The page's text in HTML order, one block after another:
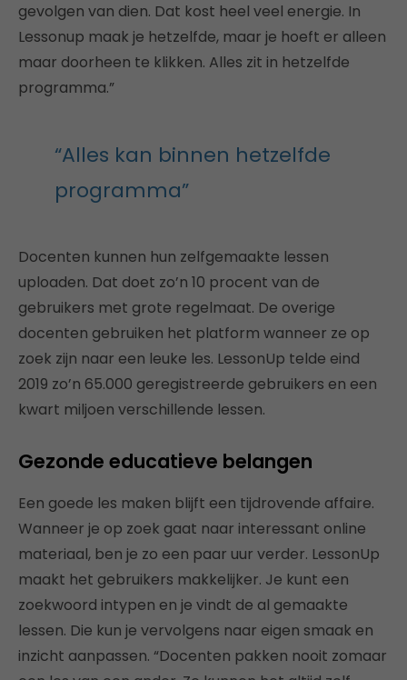
gevolgen van dien. Dat kost heel veel energie. In
Lessonup maak je hetzelfde, maar je hoeft er alleen
maar doorheen te klikken. Alles zit in hetzelfde
programma.”
“Alles kan binnen hetzelfde
programma”
Docenten kunnen hun zelfgemaakte lessen
uploaden. Dat doet zo’n 10 procent van de
gebruikers met grote regelmaat. De overige
docenten gebruiken het platform wanneer ze op
zoek zijn naar een leuke les. LessonUp telde eind
2019 zo’n 65.000 geregistreerde gebruikers en een
kwart miljoen verschillende lessen.
Gezonde educatieve belangen
Een goede les maken blijft een tijdrovende affaire.
Wanneer je op zoek gaat naar interessant online
materiaal, ben je zo een paar uur verder. LessonUp
maakt het gebruikers makkelijker. Je kunt een
zoekwoord intypen en je vindt de al gemaakte
lessen. Die kun je vervolgens naar eigen smaak en
inzicht aanpassen. “Docenten pakken nooit zomaar